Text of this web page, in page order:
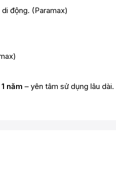
di động. (Paramax)
)
năm – yên tâm sử dụng lâu dài.